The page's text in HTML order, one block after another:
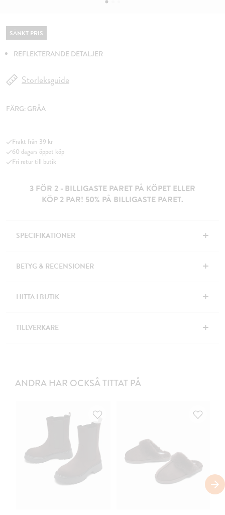
SÄNKT PRIS
REFLEKTERANDE DETALJER
Storleksguide
FÄRG: GRÅA
Frakt från 39 kr
60 dagars öppet köp
Fri retur till butik
3 FÖR 2 - BILLIGASTE PARET PÅ KÖPET ELLER
KÖP 2 PAR! 50% PÅ BILLIGASTE PARET.
SPECIFIKATIONER +
BETYG & RECENSIONER +
HITTA I BUTIK +
TILLVERKARE +
ANDRA HAR OCKSÅ TITTAT PÅ